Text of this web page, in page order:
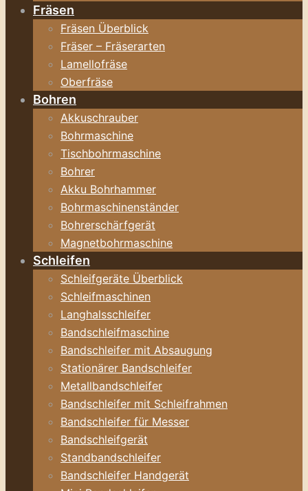
Fräsen
Fräsen Überblick
Fräser – Fräserarten
Lamellofräse
Oberfräse
Bohren
Akkuschrauber
Bohrmaschine
Tischbohrmaschine
Bohrer
Akku Bohrhammer
Bohrmaschinenständer
Bohrerschärfgerät
Magnetbohrmaschine
Schleifen
Schleifgeräte Überblick
Schleifmaschinen
Langhalsschleifer
Bandschleifmaschine
Bandschleifer mit Absaugung
Stationärer Bandschleifer
Metallbandschleifer
Bandschleifer mit Schleifrahmen
Bandschleifer für Messer
Bandschleifgerät
Standbandschleifer
Bandschleifer Handgerät